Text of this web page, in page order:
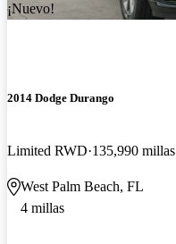
¡Nuevo!
2014 Dodge Durango
Limited RWD 135,990 millas
West Palm Beach, FL
4 millas